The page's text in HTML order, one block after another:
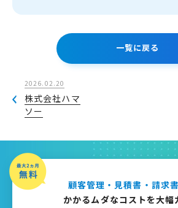
2026.02.20
株式会社ハマ
ソー
一覧に戻る
顧客管理・見積書・請求
かかるムダなコストを大幅